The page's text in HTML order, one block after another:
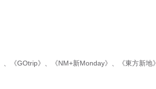
《GOtrip》 《NM+新Monday》 《東方新地》